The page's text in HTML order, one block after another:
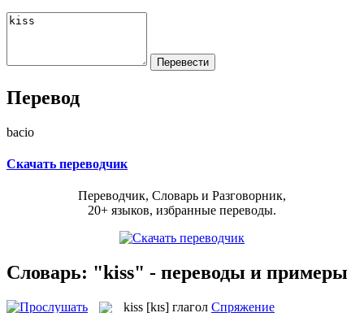
Перевод
bacio
Скачать переводчик
Переводчик, Словарь и Разговорник,
20+ языков, избранные переводы.
Словарь: "kiss" - переводы и примеры
kiss [kɪs] глагол Спряжение